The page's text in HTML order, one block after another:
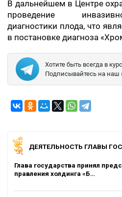
В дальнейшем в Центре
проведение
диагностики плода, что
в постановке диагноза
Хотите быть всегда в
Подписывайтесь на наш
ДЕЯТЕЛЬНОСТЬ ГЛАВЫ
Глава государства принял
правления холдинга «Б…